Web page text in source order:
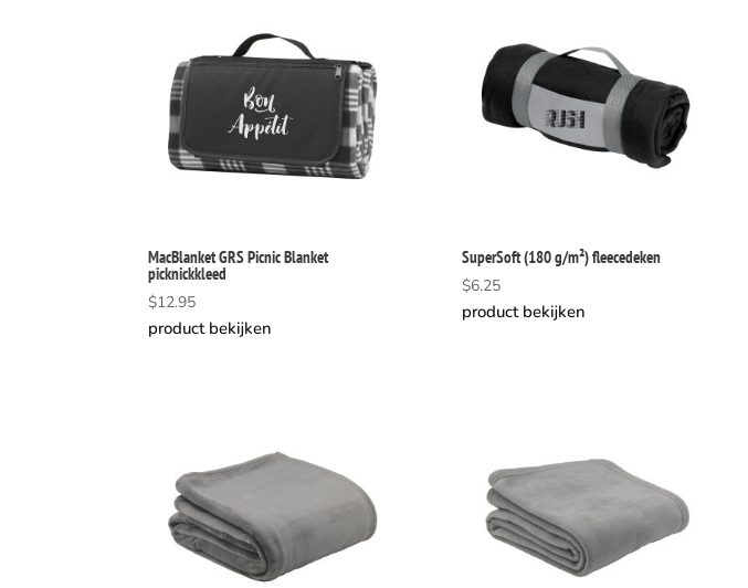
MacBlanket GRS Picnic Blanket
picknickkleed
$12.95
product bekijken
SuperSoft (180 g/m²) fleecedeken
$6.25
product bekijken